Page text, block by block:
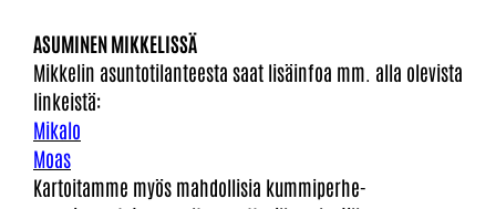
ASUMINEN MIKKELISSÄ
Mikkelin asuntotilanteesta saat lisäinfoa mm. alla olevista
linkeistä:
Mikalo
Moas
Kartoitamme myös mahdollisia kummiperhe-